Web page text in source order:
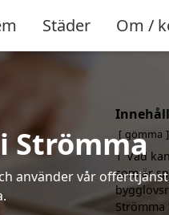
Städer Om /
Strömma
använder vår
gömma
1 Vad
som är